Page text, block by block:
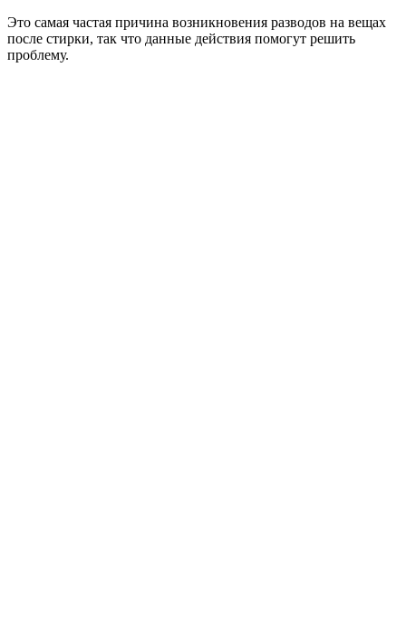
Это самая частая причина возникновения разводов на вещах
после стирки, так что данные действия помогут решить
проблему.